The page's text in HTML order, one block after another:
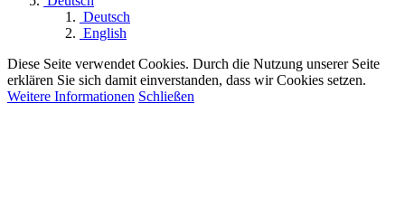
Deutsch
English
Diese Seite verwendet Cookies. Durch die Nutzung unserer Seite
erklären Sie sich damit einverstanden, dass wir Cookies setzen.
Weitere Informationen Schließen